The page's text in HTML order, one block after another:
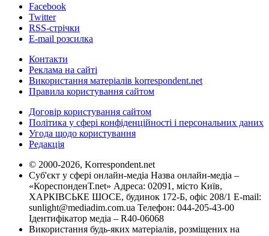
Facebook
Twitter
RSS-стрічки
E-mail розсилка
Контакти
Реклама на сайті
Використання матеріалів korrespondent.net
Правила користування сайтом
Договір користування сайтом
Політика у сфері конфіденційності і персональних даних
Угода щодо користування
Редакція
© 2000-2026, Korrespondent.net
Суб'єкт у сфері онлайн-медіа Назва онлайн-медіа –
«КореспонденТ.net» Адреса: 02091, місто Київ,
ХАРКІВСЬКЕ ШОСЕ, будинок 172-Б, офіс 208/1 E-mail:
sunlight@mediadim.com.ua Телефон: 044-205-43-00
Ідентифікатор медіа – R40-06068
Використання будь-яких матеріалів, розміщених на